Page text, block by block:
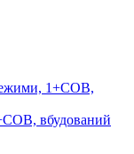
вбудований